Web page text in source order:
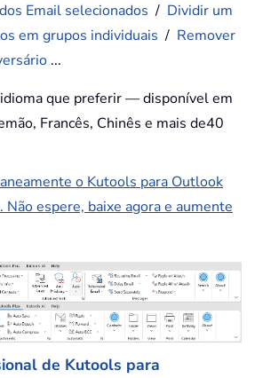
Email selecionados / Dividir um
em grupos individuais / Remover
...
que preferir — disponível em
Francês, Chinês e mais de40
o Kutools para Outlook
Não espere, baixe agora e aumente
de Kutools para